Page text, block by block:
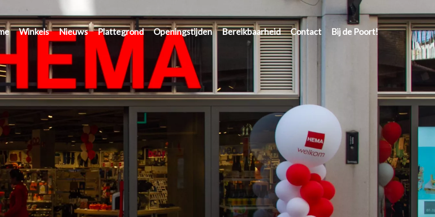
Winkels Nieuws Plattegrond Openingstijden Bereikbaarheid Contact Bij de Poort!